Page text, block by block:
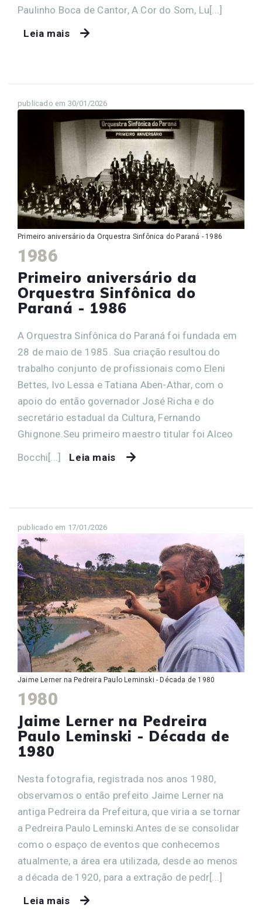
Paulinho Boca de Cantor, A Cor do Som, Lu[...]
Leia mais
publicado em 30/01/2026
Primeiro aniversário da Orquestra Sinfônica do Paraná - 1986
1986
Primeiro aniversário da
Orquestra Sinfônica do
Paraná - 1986
A Orquestra Sinfônica do Paraná foi fundada em
28 de maio de 1985. Sua criação resultou do
trabalho conjunto de profissionais como Eleni
Bettes, Ivo Lessa e Tatiana Aben-Athar, com o
apoio do então governador José Richa e do
secretário estadual da Cultura, Fernando
Ghignone.Seu primeiro maestro titular foi Alceo
Bocchi[...]
Leia mais
publicado em 17/01/2026
Jaime Lerner na Pedreira Paulo Leminski - Década de 1980
1980
Jaime Lerner na Pedreira
Paulo Leminski - Década de
1980
Nesta fotografia, registrada nos anos 1980,
observamos o então prefeito Jaime Lerner na
antiga Pedreira da Prefeitura, que viria a se tornar
a Pedreira Paulo Leminski.Antes de se consolidar
como o espaço de eventos que conhecemos
atualmente, a área era utilizada, desde ao menos
a década de 1920, para a extração de pedr[...]
Leia mais